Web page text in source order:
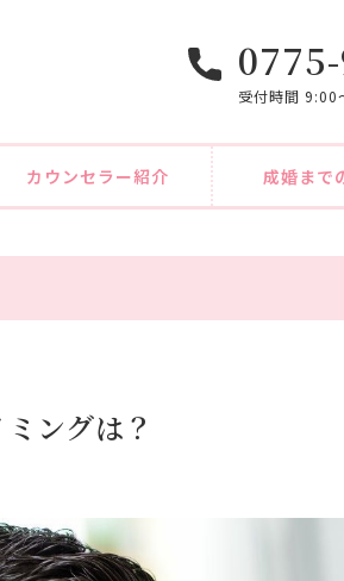
受付時間 9:00
カウンセラー紹介 成婚まで
ングは？